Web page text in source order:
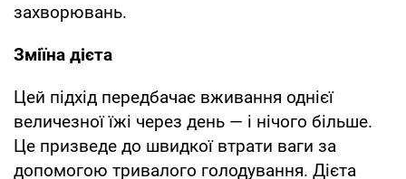
захворювань.
Зміїна дієта
Цей підхід передбачає вживання однієї
величезної їжі через день — і нічого більше.
Це призведе до швидкої втрати ваги за
допомогою тривалого голодування. Дієта